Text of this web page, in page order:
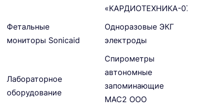
«КАРДИОТЕХНИКА-07»
Фетальные
мониторы Sonicaid
Одноразовые ЭКГ
электроды
Лабораторное
оборудование
Спирометры
автономные
запоминающие
МАС2 ООО